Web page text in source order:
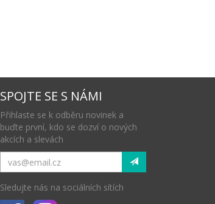
SPOJTE SE S NÁMI
Přihlaste se k odběru novinek a
buďte první, kdo se dozví o nových
akcích a slevách
Sledujte nás na sociálních sítích